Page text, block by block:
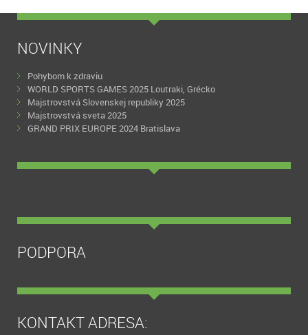
NOVINKY
Pohybom k zdraviu
WORLD SPORTS GAMES 2025 Loutraki, Grécko
Majstrovstvá Slovenskej republiky 2025
Majstrovstvá sveta 2025
GRAND PRIX EUROPE 2024 Bratislava
PODPORA
KONTAKT ADRESA: